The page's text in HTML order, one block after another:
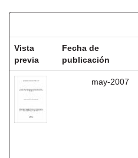
Vista
previa
Fecha de
publicación
may-2007